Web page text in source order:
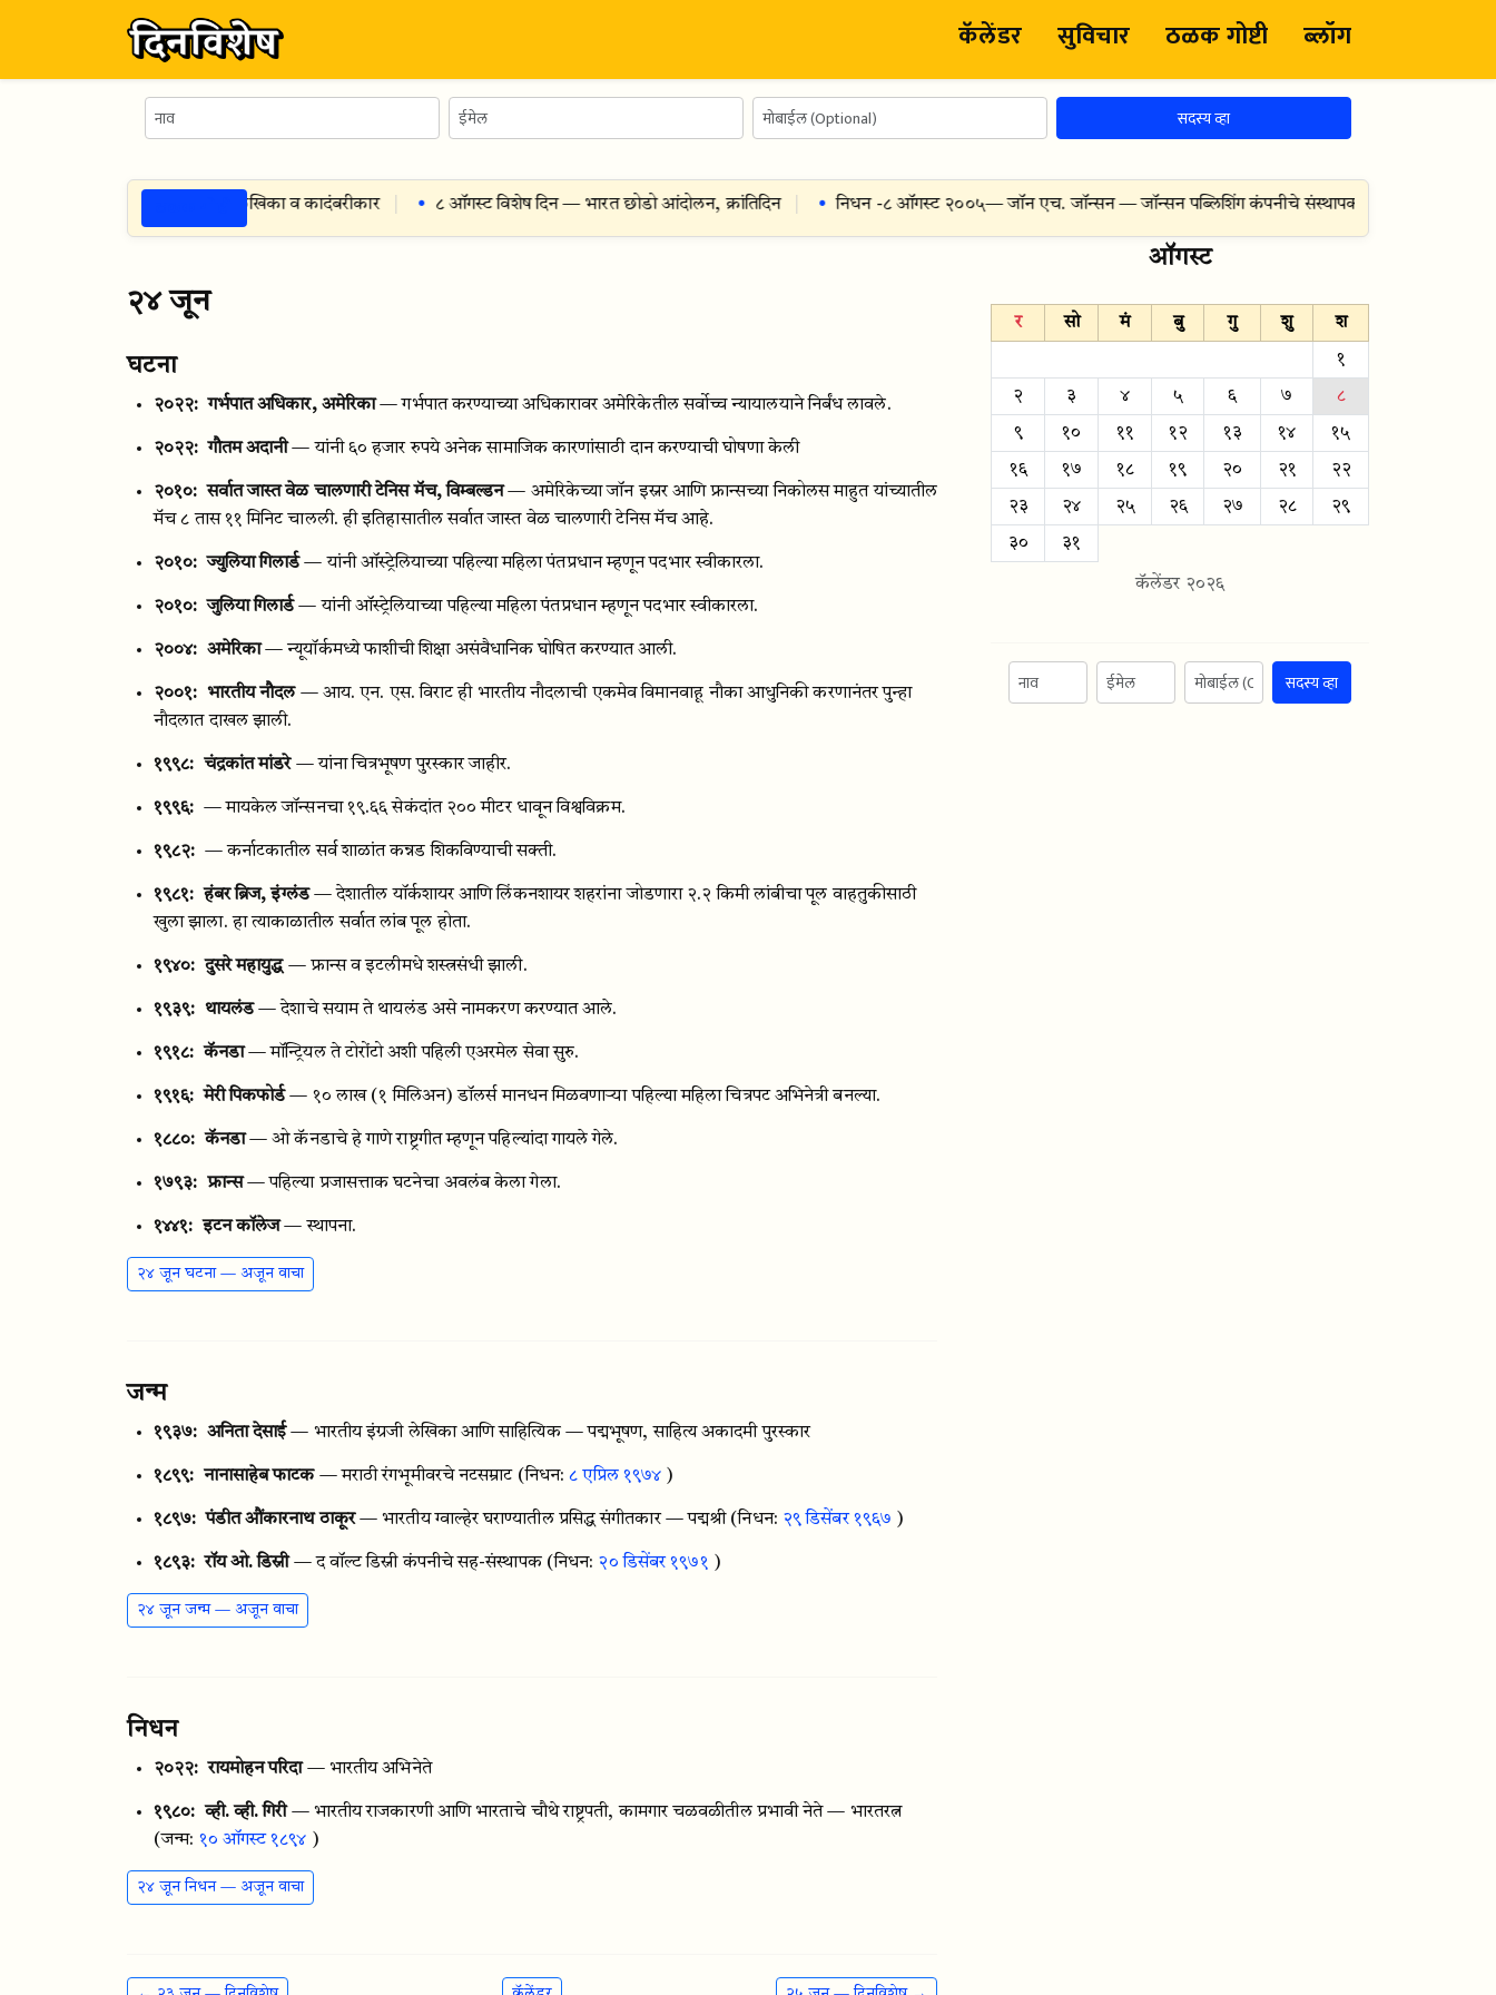
कॅलेंडर सुविचार ठळक गोष्टी ब्लॉग
सदस्य व्हा
— सुमती क्षेत्रमाडे — लेखिका व कादंबरीकार ८ ऑगस्ट विशेष दिन — भारत छोडो आंदोलन, क्रांतिदिन निधन -८ ऑगस्ट २००५— जॉन एच. जॉन्सन — जॉन्सन पब्लिशिंग कंपनीचे संस्थापक(जन्म:
२४ जून
घटना
२०२२: गर्भपात अधिकार, अमेरिका — गर्भपात करण्याच्या अधिकारावर अमेरिकेतील सर्वोच्च न्यायालयाने निर्बंध लावले.
२०२२: गौतम अदानी — यांनी ६० हजार रुपये अनेक सामाजिक कारणांसाठी दान करण्याची घोषणा केली
२०१०: सर्वात जास्त वेळ चालणारी टेनिस मॅच, विम्बल्डन — अमेरिकेच्या जॉन इस्नर आणि फ्रान्सच्या निकोलस माहुत यांच्यातील
मॅच ८ तास ११ मिनिट चालली. ही इतिहासातील सर्वात जास्त वेळ चालणारी टेनिस मॅच आहे.
२०१०: ज्युलिया गिलार्ड — यांनी ऑस्ट्रेलियाच्या पहिल्या महिला पंतप्रधान म्हणून पदभार स्वीकारला.
२०१०: जुलिया गिलार्ड — यांनी ऑस्ट्रेलियाच्या पहिल्या महिला पंतप्रधान म्हणून पदभार स्वीकारला.
२००४: अमेरिका — न्यूयॉर्कमध्ये फाशीची शिक्षा असंवैधानिक घोषित करण्यात आली.
२००१: भारतीय नौदल — आय. एन. एस. विराट ही भारतीय नौदलाची एकमेव विमानवाहू नौका आधुनिकी करणानंतर पुन्हा
नौदलात दाखल झाली.
१९९८: चंद्रकांत मांडरे — यांना चित्रभूषण पुरस्कार जाहीर.
१९९६: — मायकेल जॉन्सनचा १९.६६ सेकंदांत २०० मीटर धावून विश्वविक्रम.
१९८२: — कर्नाटकातील सर्व शाळांत कन्नड शिकविण्याची सक्ती.
१९८१: हंबर ब्रिज, इंग्लंड — देशातील यॉर्कशायर आणि लिंकनशायर शहरांना जोडणारा २.२ किमी लांबीचा पूल वाहतुकीसाठी
खुला झाला. हा त्याकाळातील सर्वात लांब पूल होता.
१९४०: दुसरे महायुद्ध — फ्रान्स व इटलीमधे शस्त्रसंधी झाली.
१९३९: थायलंड — देशाचे सयाम ते थायलंड असे नामकरण करण्यात आले.
१९१८: कॅनडा — मॉन्ट्रियल ते टोरोंटो अशी पहिली एअरमेल सेवा सुरु.
१९१६: मेरी पिकफोर्ड — १० लाख (१ मिलिअन) डॉलर्स मानधन मिळवणाऱ्या पहिल्या महिला चित्रपट अभिनेत्री बनल्या.
१८८०: कॅनडा — ओ कॅनडाचे हे गाणे राष्ट्रगीत म्हणून पहिल्यांदा गायले गेले.
१७९३: फ्रान्स — पहिल्या प्रजासत्ताक घटनेचा अवलंब केला गेला.
१४४१: इटन कॉलेज — स्थापना.
२४ जून घटना — अजून वाचा
जन्म
१९३७: अनिता देसाई — भारतीय इंग्रजी लेखिका आणि साहित्यिक — पद्मभूषण, साहित्य अकादमी पुरस्कार
१८९९: नानासाहेब फाटक — मराठी रंगभूमीवरचे नटसम्राट (निधन:८ एप्रिल १९७४ )
१८९७: पंडीत औंकारनाथ ठाकूर — भारतीय ग्वाल्हेर घराण्यातील प्रसिद्ध संगीतकार — पद्मश्री (निधन: २९ डिसेंबर १९६७ )
१८९३: रॉय ओ. डिस्नी — द वॉल्ट डिस्नी कंपनीचे सह-संस्थापक (निधन: २० डिसेंबर १९७१ )
२४ जून जन्म — अजून वाचा
निधन
२०२२: रायमोहन परिदा — भारतीय अभिनेते
१९८०: व्ही. व्ही. गिरी — भारतीय राजकारणी आणि भारताचे चौथे राष्ट्रपती, कामगार चळवळीतील प्रभावी नेते — भारतरत्न
(जन्म: १० ऑगस्ट १८९४ )
२४ जून निधन — अजून वाचा
ऑगस्ट
र सो मं बु गु शु श
१
२ ३ ४ ५ ६ ७ ८
९ १० ११ १२ १३ १४ १५
१६ १७ १८ १९ २० २१ २२
२३ २४ २५ २६ २७ २८ २९
३० ३१
कॅलेंडर २०२६
सदस्य व्हा